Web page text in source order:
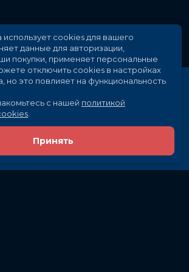
использует cookies для вашего
данные для авторизации,
покупки, применяет персональные
отключить cookies в настройках
но это повлияет на функциональность
с нашей политикой
Принять